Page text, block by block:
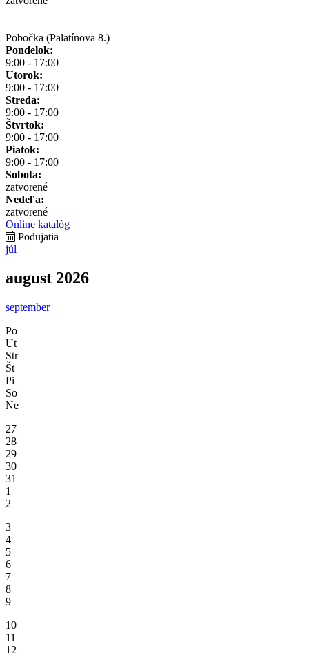
Pobočka (Palatínova 8.)
Pondelok:
9:00 - 17:00
Utorok:
9:00 - 17:00
Streda:
9:00 - 17:00
Štvrtok:
9:00 - 17:00
Piatok:
9:00 - 17:00
Sobota:
zatvorené
Nedeľa:
zatvorené
Online katalóg
Podujatia
júl
august 2026
september
Po
Ut
Str
Št
Pi
So
Ne
27
28
29
30
31
1
2
3
4
5
6
7
8
9
10
11
12